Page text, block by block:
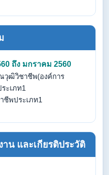
ถึง มกราคม 2560
วุฒิวิชาชีพ(องค์การ
ะเภท1
ชีพประเภท1
น และเกียรติประวัติ